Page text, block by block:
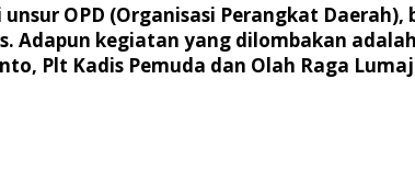
unsur OPD (Organisasi Perangkat
Adapun kegiatan yang dilombakan
Plt Kadis Pemuda dan Olah Raga